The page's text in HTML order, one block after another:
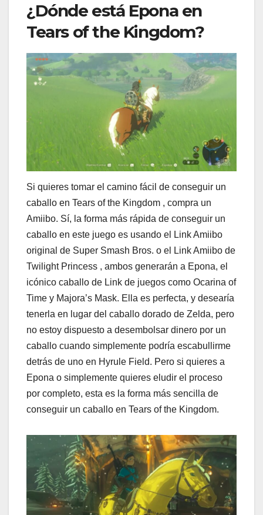
¿Dónde está Epona en
Tears of the Kingdom?
Si quieres tomar el camino fácil de conseguir un
caballo en Tears of the Kingdom , compra un
Amiibo. Sí, la forma más rápida de conseguir un
caballo en este juego es usando el Link Amiibo
original de Super Smash Bros. o el Link Amiibo de
Twilight Princess , ambos generarán a Epona, el
icónico caballo de Link de juegos como Ocarina of
Time y Majora’s Mask. Ella es perfecta, y desearía
tenerla en lugar del caballo dorado de Zelda, pero
no estoy dispuesto a desembolsar dinero por un
caballo cuando simplemente podría escabullirme
detrás de uno en Hyrule Field. Pero si quieres a
Epona o simplemente quieres eludir el proceso
por completo, esta es la forma más sencilla de
conseguir un caballo en Tears of the Kingdom.